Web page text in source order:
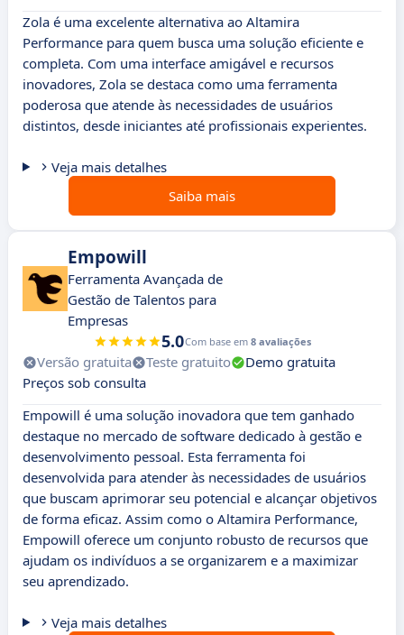
Zola é uma excelente alternativa ao Altamira
Performance para quem busca uma solução eficiente e
completa. Com uma interface amigável e recursos
inovadores, Zola se destaca como uma ferramenta
poderosa que atende às necessidades de usuários
distintos, desde iniciantes até profissionais experientes.
Veja mais detalhes
Saiba mais
Empowill
Ferramenta Avançada de
Gestão de Talentos para
Empresas
5.0Com base em 8 avaliações
Versão gratuita Teste gratuito
Demo gratuita
Preços sob consulta
Empowill é uma solução inovadora que tem ganhado
destaque no mercado de software dedicado à gestão e
desenvolvimento pessoal. Esta ferramenta foi
desenvolvida para atender às necessidades de usuários
que buscam aprimorar seu potencial e alcançar objetivos
de forma eficaz. Assim como o Altamira Performance,
Empowill oferece um conjunto robusto de recursos que
ajudam os indivíduos a se organizarem e a maximizar
seu aprendizado.
Veja mais detalhes